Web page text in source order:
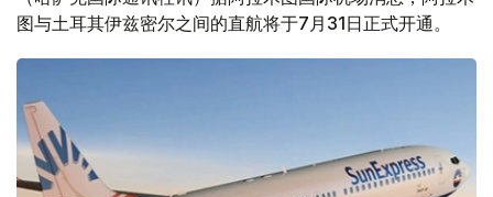
图与土耳其伊兹密尔之间的直航将于7月31日正式开通。